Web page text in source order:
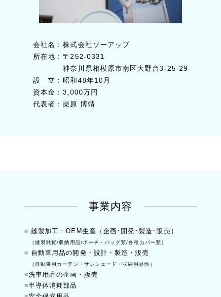
会社名 ：株式会社ソーアップ
所在地 ：〒252-0331
神奈川県相模原市南区大野台3-25-29
設 立 ：昭和48年10月
資本金 ：3,000万円
代表者 ：柴原 博靖
事業内容
■ 縫製加工・OEM生産（企画･開発･製造･販売）
（縫製雑貨/収納用品/ポーチ・バッグ類/各種カバー類）
■ 自動車用品の開発・設計・製造・販売
（自動車用カーテン・サンシェード・収納用品他）
■洗車用品の企画・販売
■半導体消耗部品